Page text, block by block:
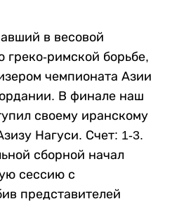
в весовой
греко-римской борьбе,
чемпионата Азии
В финале наш
своему иранскому
Нагуси. Счет: 1-3.
сборной начал
сессию с
представителей